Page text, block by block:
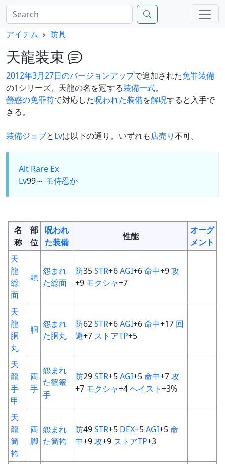
アイテム 防具
天龍装束
2012年3月27日のバージョンアップで追加された免罪装備
の1シリーズ、天龍の名を冠する装備一式。
螢惑の免罪符で対応した呪われた装備を解呪すると入手で
きる。
装備ジョブとLvは以下の通り。いずれも店売り不可。
Alt Rare Ex
Lv99～ モ侍忍か
名
称
部
位
呪われ
た装備
性能
オーグ
メント
天
龍
総
面
頭
怨まれ
た総面
防35STR+6AGI+6命中+9攻
+9 モクシャ+7
天
龍
胴
丸
胴
怨まれ
た胴丸
防62STR+6AGI+6命中+17 回
避+7 ストアTP+5
天
龍
手
甲
両
手
怨まれ
た篠篭
手
防29STR+5AGI+5命中+7攻
+7 モクシャ+4ヘイスト+3%
天
龍
筒
袴
両
脚
怨まれ
た筒袴
防49STR+5 DEX+5AGI+5命
中+9攻+9 ストアTP+3